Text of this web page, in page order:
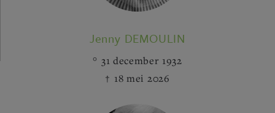
Jenny DEMOULIN
31 december 1932
18 mei 2026